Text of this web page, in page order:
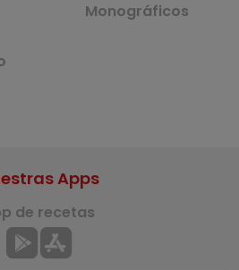
Monográficos
Apps
de recetas